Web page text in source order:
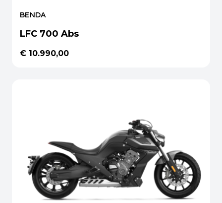
BENDA
LFC 700 Abs
€ 10.990,00